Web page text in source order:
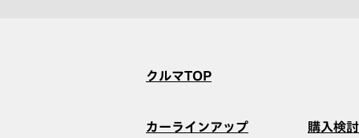
クルマTOP
カーラインアップ 購入検